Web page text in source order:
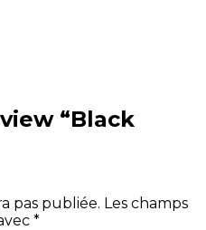
“Black
pas publiée. Les champs
*